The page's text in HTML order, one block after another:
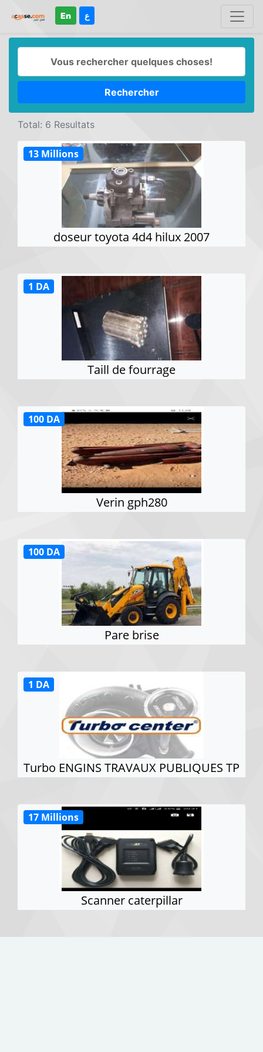
En ع
Rechercher
Total: 6 Resultats
doseur toyota 4d4 hilux 2007
13 Millions
Taill de fourrage
1 DA
Verin gph280
100 DA
Pare brise
100 DA
Turbo ENGINS TRAVAUX PUBLIQUES TP
1 DA
Scanner caterpillar
17 Millions